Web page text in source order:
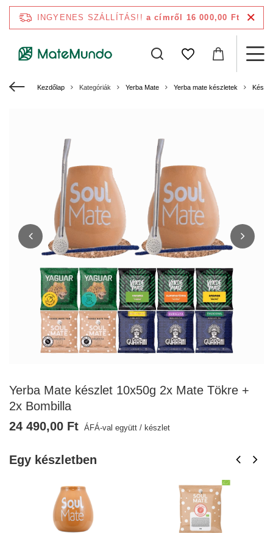
INGYENES SZÁLLÍTÁS!! a címről 16 000,00 Ft
Kezdőlap Kategóriák Yerba Mate Yerba mate készletek
Yerba Mate készlet 10x50g 2x Mate Tökre +
2x Bombilla
Egy készletben
24 490,00 Ft ÁFÁ-val együtt / készlet